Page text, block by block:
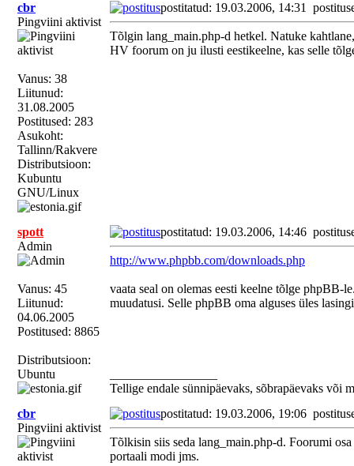
cbr
Pingviini aktivist
Vanus: 38
Liitunud:
31.08.2005
Postitused: 283
Asukoht:
Tallinn/Rakvere
Distributsioon:
Kubuntu
GNU/Linux
postitatud: 19.03.2006, 14:31
Tõlgin lang_main.php-d hetkel. Natuke
HV foorum on ju ilusti eestikeelne, kas selle
spott
Admin
Vanus: 45
Liitunud:
04.06.2005
Postitused: 8865
Distributsioon:
Ubuntu
postitatud: 19.03.2006, 14:46
http://www.phpbb.com/downloads.php
vaata seal on olemas eesti keelne tõlge phpBB-
muudatusi. Selle phpBB oma alguses üles
Tellige endale sünnipäevaks, sõbrapäevaks või
cbr
Pingviini aktivist
postitatud: 19.03.2006, 19:06
Tõlkisin siis seda lang_main.php-d. Foorumi
portaali modi jms.